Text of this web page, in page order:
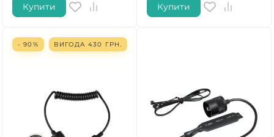
Купити Купити
- 90% ВИГОДА 430 ГРН.